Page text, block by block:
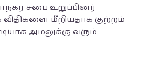
சபை உறுப்பினர்
மீறியதாக குற்றம்
அமலுக்கு வரும்